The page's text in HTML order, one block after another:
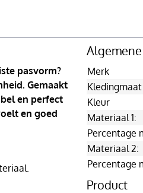
pasvorm?
Gemaakt
en perfect
en goed
Merk
Kledingmaat
Kleur
Materiaal 1:
Percentage
Materiaal 2:
Percentage
Product